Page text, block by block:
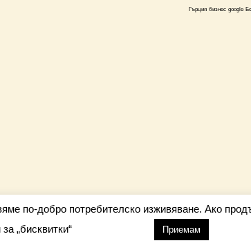
Гърция бизнес google
по-добро потребителско изживяване. Ако
„бисквитки“
Приемам